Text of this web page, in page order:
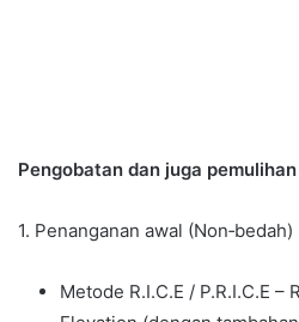
Pengobatan dan juga pemulihan
1. Penanganan awal (Non‑bedah)
Metode R.I.C.E / P.R.I.C.E